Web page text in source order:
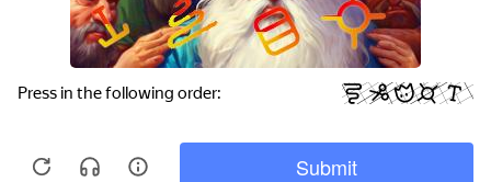
Российская, дом 269/10А
krov@krovsystem.com ЗАКАЗАТЬ ЗВОНОК
Информация на данном сайте носит ознакомительный характер и не является